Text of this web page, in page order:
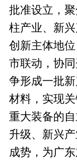
批准设立，
柱产业、新
创新主体地
市联动，协
争形成一批
材料，实现
重大装备的
升级、新兴
成势，为广